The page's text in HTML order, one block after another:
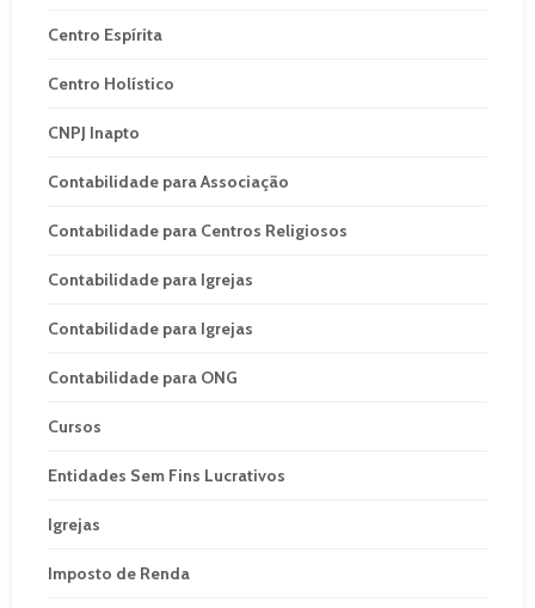
Centro Espírita
Centro Holístico
CNPJ Inapto
Contabilidade para Associação
Contabilidade para Centros Religiosos
Contabilidade para Igrejas
Contabilidade para Igrejas
Contabilidade para ONG
Cursos
Entidades Sem Fins Lucrativos
Igrejas
Imposto de Renda